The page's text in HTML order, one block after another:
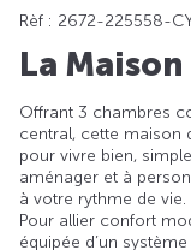
Rèf : 2672-225558-
La Maison
Offrant 3 chambres
central, cette maison
pour vivre bien,
aménager et à
à votre rythme de vie.
Pour allier confort
équipée d’un